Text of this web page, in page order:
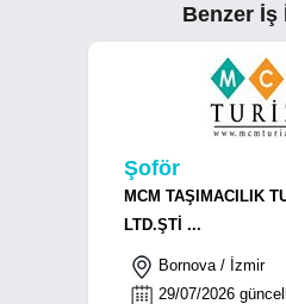
Benzer İş
Şoför
MCM TAŞIMACILIK
LTD.ŞTİ ...
Bornova / İzmir
29/07/2026